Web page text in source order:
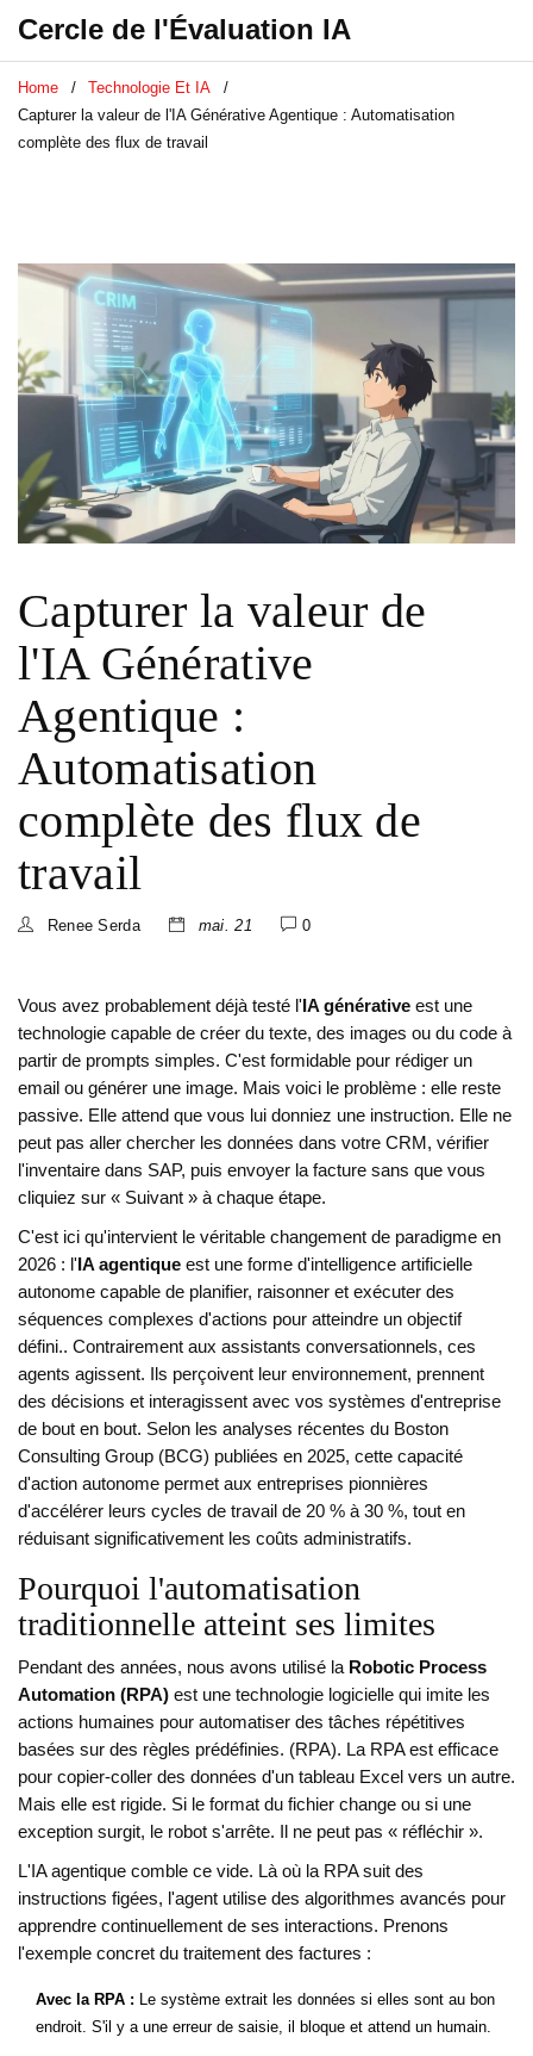
Cercle de l'Évaluation IA
Home
Technologie Et IA
Capturer la valeur de l'IA Générative Agentique : Automatisation
complète des flux de travail
Capturer la valeur de
l'IA Générative
Agentique :
Automatisation
complète des flux de
travail
Renee Serda mai. 21 0
Vous avez probablement déjà testé l' IA générative est une
technologie capable de créer du texte, des images ou du code à
partir de prompts simples. C'est formidable pour rédiger un
email ou générer une image. Mais voici le problème : elle reste
passive. Elle attend que vous lui donniez une instruction. Elle ne
peut pas aller chercher les données dans votre CRM, vérifier
l'inventaire dans SAP, puis envoyer la facture sans que vous
cliquiez sur « Suivant » à chaque étape.
C'est ici qu'intervient le véritable changement de paradigme en
2026 : l' IA agentique est une forme d'intelligence artificielle
autonome capable de planifier, raisonner et exécuter des
séquences complexes d'actions pour atteindre un objectif
défini.. Contrairement aux assistants conversationnels, ces
agents agissent. Ils perçoivent leur environnement, prennent
des décisions et interagissent avec vos systèmes d'entreprise
de bout en bout. Selon les analyses récentes du Boston
Consulting Group (BCG) publiées en 2025, cette capacité
d'action autonome permet aux entreprises pionnières
d'accélérer leurs cycles de travail de 20 % à 30 %, tout en
réduisant significativement les coûts administratifs.
Pourquoi l'automatisation
traditionnelle atteint ses limites
Pendant des années, nous avons utilisé la Robotic Process
Automation (RPA) est une technologie logicielle qui imite les
actions humaines pour automatiser des tâches répétitives
basées sur des règles prédéfinies. (RPA). La RPA est efficace
pour copier-coller des données d'un tableau Excel vers un autre.
Mais elle est rigide. Si le format du fichier change ou si une
exception surgit, le robot s'arrête. Il ne peut pas « réfléchir ».
L'IA agentique comble ce vide. Là où la RPA suit des
instructions figées, l'agent utilise des algorithmes avancés pour
apprendre continuellement de ses interactions. Prenons
l'exemple concret du traitement des factures :
Avec la RPA : Le système extrait les données si elles sont au bon
endroit. S'il y a une erreur de saisie, il bloque et attend un humain.